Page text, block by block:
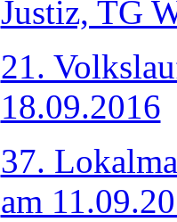
Justiz, TG
21.
18.09.2016
37.
am